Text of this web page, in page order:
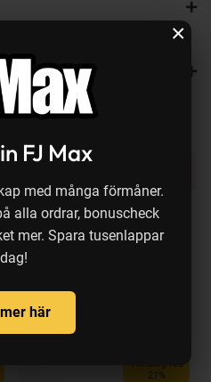
FJ Max
med många förmåner.
alla ordrar, bonuscheck
mer. Spara tusenlappar
här
×
med:
Tillfällig rea
21%